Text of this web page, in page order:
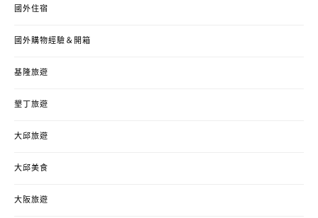
國外住宿
國外購物經驗＆開箱
基隆旅遊
墾丁旅遊
大邱旅遊
大邱美食
大阪旅遊